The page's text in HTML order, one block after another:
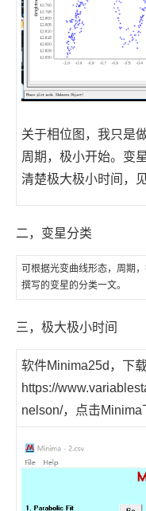
关于相位图，我只是
周期，极小开始。变
清楚极大极小时间，
二，变星分类
可根据光变曲线形态，周期
撰写的变星的分类一文。
三，极大极小时间
软件Minima25d，下载
https://
nelson/，点击Minima